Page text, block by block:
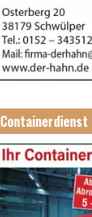
Containerdienst